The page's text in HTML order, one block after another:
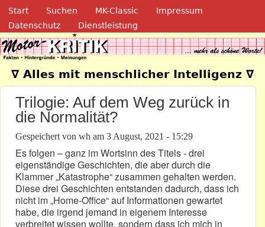
Direkt zum Inhalt
Navigation
Start Suchen MK-Classic
Impressum
Datenschutz
Dienstleistung
Motor-Kritik.de
∇ Alles mit menschlicher Intelligenz ∇
Trilogie: Auf dem Weg zurück in
die Normalität?
Gespeichert von wh am 3 August, 2021 - 15:29
Es folgen – ganz im Wortsinn des Titels - drei
eigenständige Geschichten, die aber durch die
Klammer „Katastrophe“ zusammen gehalten werden.
Diese drei Geschichten entstanden dadurch, dass ich
nicht im „Home-Office“ auf Informationen gewartet
habe, die irgend jemand in eigenem Interesse
verbreitet wissen wollte, sondern dass ich mich in